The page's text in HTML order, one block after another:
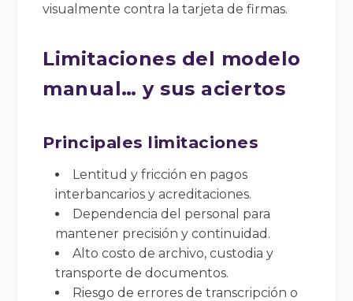
visualmente contra la tarjeta de firmas.
Limitaciones del modelo
manual… y sus aciertos
Principales limitaciones
Lentitud y fricción en pagos
interbancarios y acreditaciones.
Dependencia del personal para
mantener precisión y continuidad.
Alto costo de archivo, custodia y
transporte de documentos.
Riesgo de errores de transcripción o